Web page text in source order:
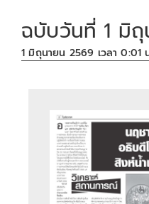
ฉบับวันที่ 1 มิ
1 มิถุนายน 2569 เวลา 0:01